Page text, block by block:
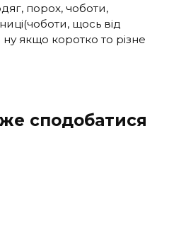
порох, чоботи,
щось від
якщо коротко то різне
сподобатися